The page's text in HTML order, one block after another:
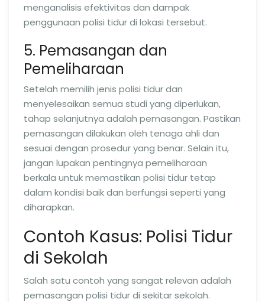
menganalisis efektivitas dan dampak
penggunaan polisi tidur di lokasi tersebut.
5. Pemasangan dan
Pemeliharaan
Setelah memilih jenis polisi tidur dan
menyelesaikan semua studi yang diperlukan,
tahap selanjutnya adalah pemasangan. Pastikan
pemasangan dilakukan oleh tenaga ahli dan
sesuai dengan prosedur yang benar. Selain itu,
jangan lupakan pentingnya pemeliharaan
berkala untuk memastikan polisi tidur tetap
dalam kondisi baik dan berfungsi seperti yang
diharapkan.
Contoh Kasus: Polisi Tidur
di Sekolah
Salah satu contoh yang sangat relevan adalah
pemasangan polisi tidur di sekitar sekolah.